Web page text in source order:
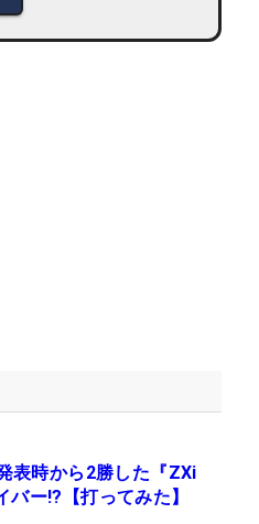
表時から2勝した『ZXi
ー!?【打ってみた】